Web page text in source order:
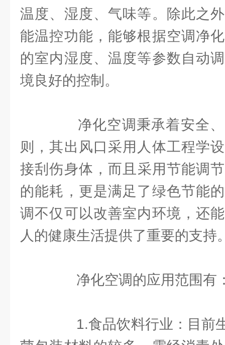
温度、湿度、气味等。除此之
能温控功能，能够根据空调净
的室内湿度、温度等参数自动
境良好的控制。
净化空调秉承着安全、
则，其出风口采用人体工程学
接刮伤身体，而且采用节能调
的能耗，更是满足了绿色节能
调不仅可以改善室内环境，还
人的健康生活提供了重要的支持
净化空调的应用范围有
1.食品饮料行业：目前